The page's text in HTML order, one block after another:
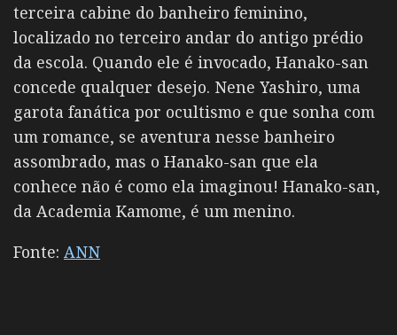
terceira cabine do banheiro feminino,
localizado no terceiro andar do antigo prédio
da escola. Quando ele é invocado, Hanako-san
concede qualquer desejo. Nene Yashiro, uma
garota fanática por ocultismo e que sonha com
um romance, se aventura nesse banheiro
assombrado, mas o Hanako-san que ela
conhece não é como ela imaginou! Hanako-san,
da Academia Kamome, é um menino.
Fonte: ANN